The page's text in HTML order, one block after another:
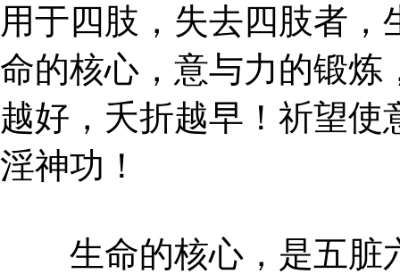
用于四肢，失去四肢者
命的核心，意与力的锻炼
越好，夭折越早！祈望
淫神功！
生命的核心，是五脏